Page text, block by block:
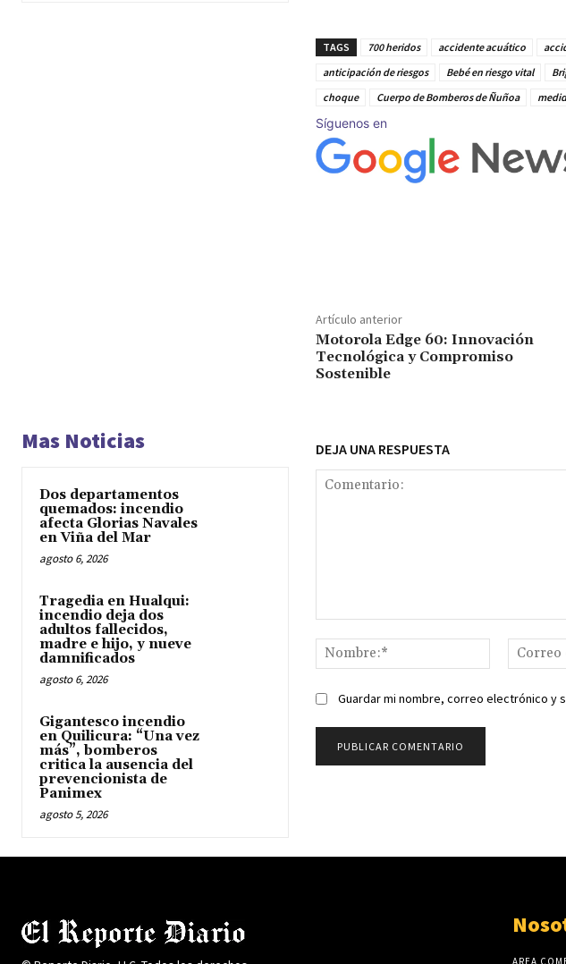
TAGS 700 heridos accidente acuático
anticipación de riesgos
Bebé en riesgo vital
choque
Cuerpo de Bomberos de Ñuñoa
Síguenos en
Artículo anterior
Motorola Edge 60: Innovación
Tecnológica y Compromiso
Sostenible
Mas Noticias
Dos departamentos
quemados: incendio
afecta Glorias Navales
en Viña del Mar
agosto 6, 2026
Tragedia en Hualqui:
incendio deja dos
adultos fallecidos,
madre e hijo, y nueve
damnificados
agosto 6, 2026
Gigantesco incendio
en Quilicura: “Una vez
más”, bomberos
critica la ausencia del
prevencionista de
Panimex
agosto 5, 2026
DEJA UNA RESPUESTA
Nombre:*
Guardar mi nombre, correo electrónico y
AREA